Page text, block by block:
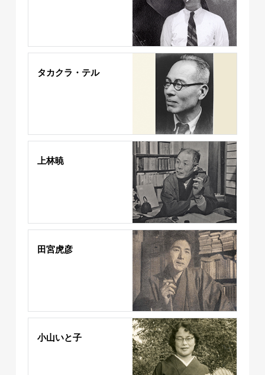
タカクラ・テル
上林暁
田宮虎彦
小山いと子